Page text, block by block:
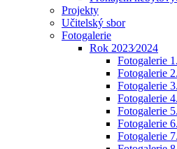
Projekty
Učitelský sbor
Fotogalerie
Rok 2023⁄2024
Fotogalerie
Fotogalerie
Fotogalerie
Fotogalerie
Fotogalerie
Fotogalerie
Fotogalerie